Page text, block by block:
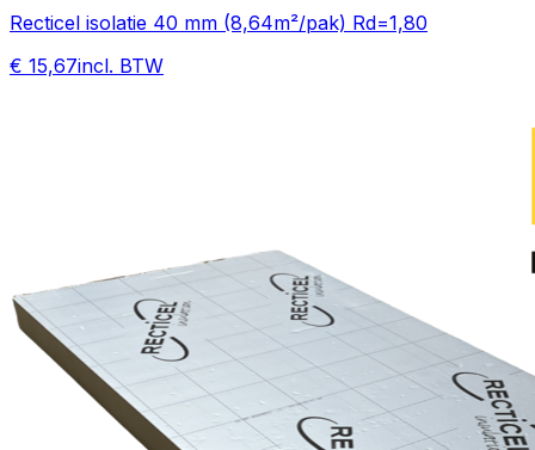
Recticel isolatie 40 mm (8,64m²/pak) Rd=1,80
€ 15,67incl. BTW